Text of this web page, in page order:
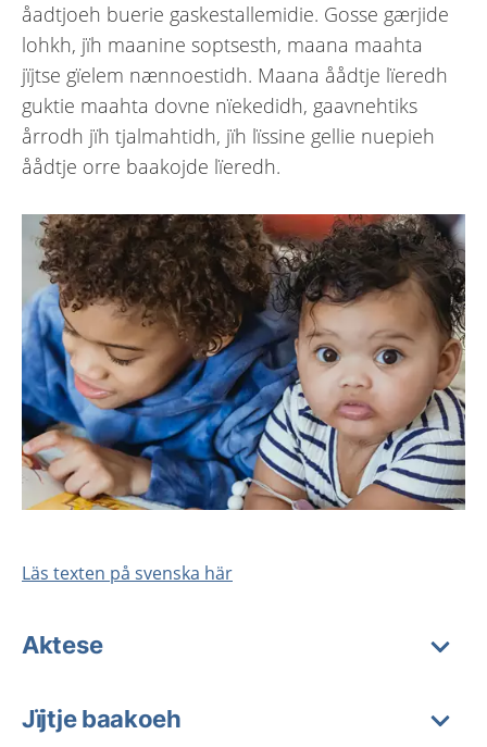
åadtjoeh buerie gaskestallemidie. Gosse gærjide
lohkh, jïh maanine soptsesth, maana maahta
jïjtse gïelem nænnoestidh. Maana åådtje lïeredh
guktie maahta dovne nïekedidh, gaavnehtiks
årrodh jïh tjalmahtidh, jïh lïssine gellie nuepieh
åådtje orre baakojde lïeredh.
Läs texten på svenska här
Aktese
Jïjtje baakoeh